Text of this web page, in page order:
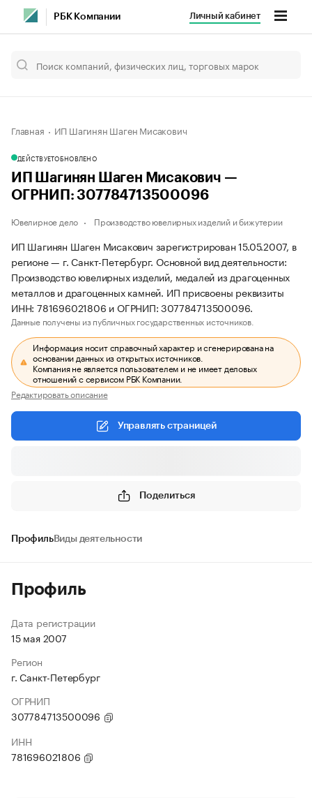
РБК Компании Личный кабинет
Главная ИП Шагинян Шаген Мисакович
ДЕЙСТВУЕТОБНОВЛЕНО
ИП Шагинян Шаген Мисакович —
ОГРНИП: 307784713500096
Ювелирное дело Производство ювелирных изделий и бижутерии
ИП Шагинян Шаген Мисакович зарегистрирован 15.05.2007, в
регионе — г. Санкт-Петербург. Основной вид деятельности:
Производство ювелирных изделий, медалей из драгоценных
металлов и драгоценных камней. ИП присвоены реквизиты
ИНН: 781696021806 и ОГРНИП: 307784713500096.
Данные получены из публичных государственных источников.
Информация носит справочный характер и сгенерирована на
основании данных из открытых источников.
Компания не является пользователем и не имеет деловых
отношений с сервисом РБК Компании.
Редактировать описание
Управлять страницей
Поделиться
ПрофильВиды деятельности
Профиль
Дата регистрации
15 мая 2007
Регион
г. Санкт-Петербург
ОГРНИП
307784713500096
ИНН
781696021806